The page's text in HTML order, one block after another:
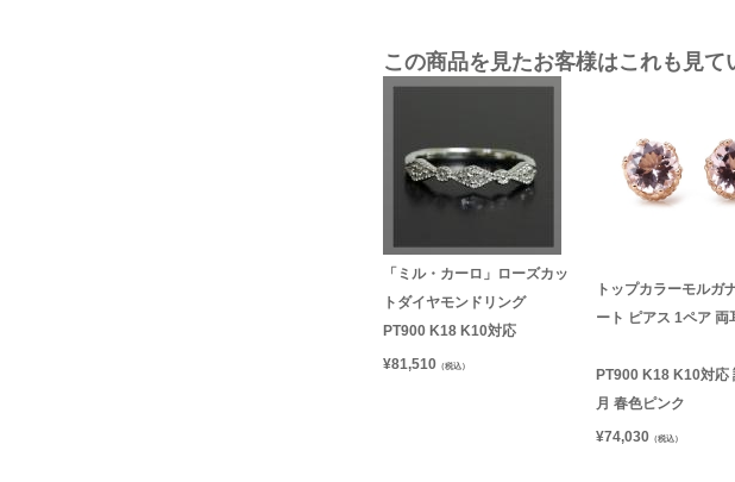
この商品を見たお客様はこれも見て
「ミル・カーロ」ローズカッ
トダイヤモンドリング
PT900 K18 K10対応
¥81,510 （税込）
トップカラーモルガ
ート ピアス 1ペア 両
PT900 K18 K10対応
月 春色ピンク
¥74,030 （税込）